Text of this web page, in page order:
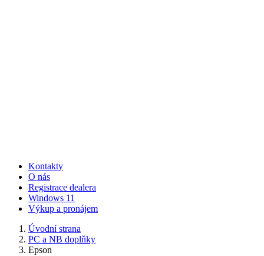
Kontakty
O nás
Registrace dealera
Windows 11
Výkup a pronájem
Úvodní strana
PC a NB doplňky
Epson